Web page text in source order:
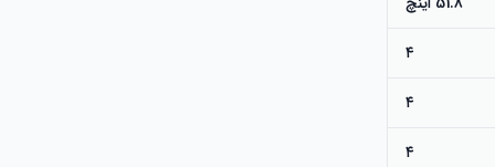
۴
۴
۴